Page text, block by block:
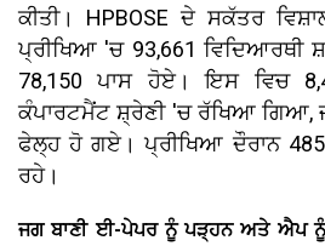
ਕੀਤੀ। HPBOSE ਦੇ ਸਕੱਤਰ
ਪ੍ਰੀਖਿਆ 'ਚ 93,661 ਵਿਦਿਆਰਥੀ
78,150 ਪਾਸ ਹੋਏ। ਇਸ ਵਿਚ
ਕੰਪਾਰਟਮੈਂਟ ਸ਼੍ਰੇਣੀ 'ਚ ਰੱਖਿਆ ਗਿਆ,
ਫੇਲ੍ਹ ਹੋ ਗਏ। ਪ੍ਰੀਖਿਆ ਦੌਰਾਨ
ਰਹੇ।
ਜਗ ਬਾਣੀ ਈ-ਪੇਪਰ ਨੂੰ ਪੜ੍ਹਨ ਅਤੇ ਐਪ